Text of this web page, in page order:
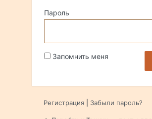
Пароль
Запомнить меня
Регистрация Забыли пароль?